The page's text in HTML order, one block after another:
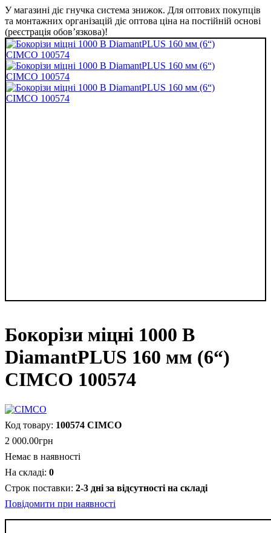
У магазині діє гнучка система знижок. Для оптових покупців
та монтажних організацій діє оптова ціна на постійній основі
(реєстрація обов’язкова)!
Бокорізи міцні 1000 В
DiamantPLUS 160 мм (6“)
CIMCO 100574
100574 CIMCO
2 000.00грн
Немає в наявності
0
2-3 дні за відсутності на складі
Повідомити при наявності